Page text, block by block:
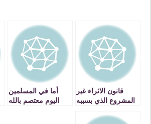
قانون الاثراء غير
المشروع الذي بسببه
الجنائي اليس هذا
أما في المسلمين
اليوم معتصم بالله